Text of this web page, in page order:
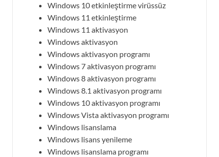
Windows 10 etkinleştirme virüssüz
Windows 11 etkinleştirme
Windows 11 aktivasyon
Windows aktivasyon
Windows aktivasyon programı
Windows 7 aktivasyon programı
Windows 8 aktivasyon programı
Windows 8.1 aktivasyon programı
Windows 10 aktivasyon programı
Windows Vista aktivasyon programı
Windows lisanslama
Windows lisans yenileme
Windows lisanslama programı